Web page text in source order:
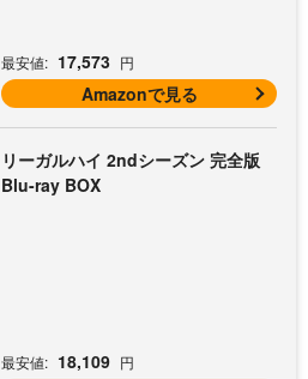
最安値: 17,573 円
Amazonで見る
リーガルハイ 2ndシーズン 完全版
Blu-ray BOX
最安値: 18,109 円